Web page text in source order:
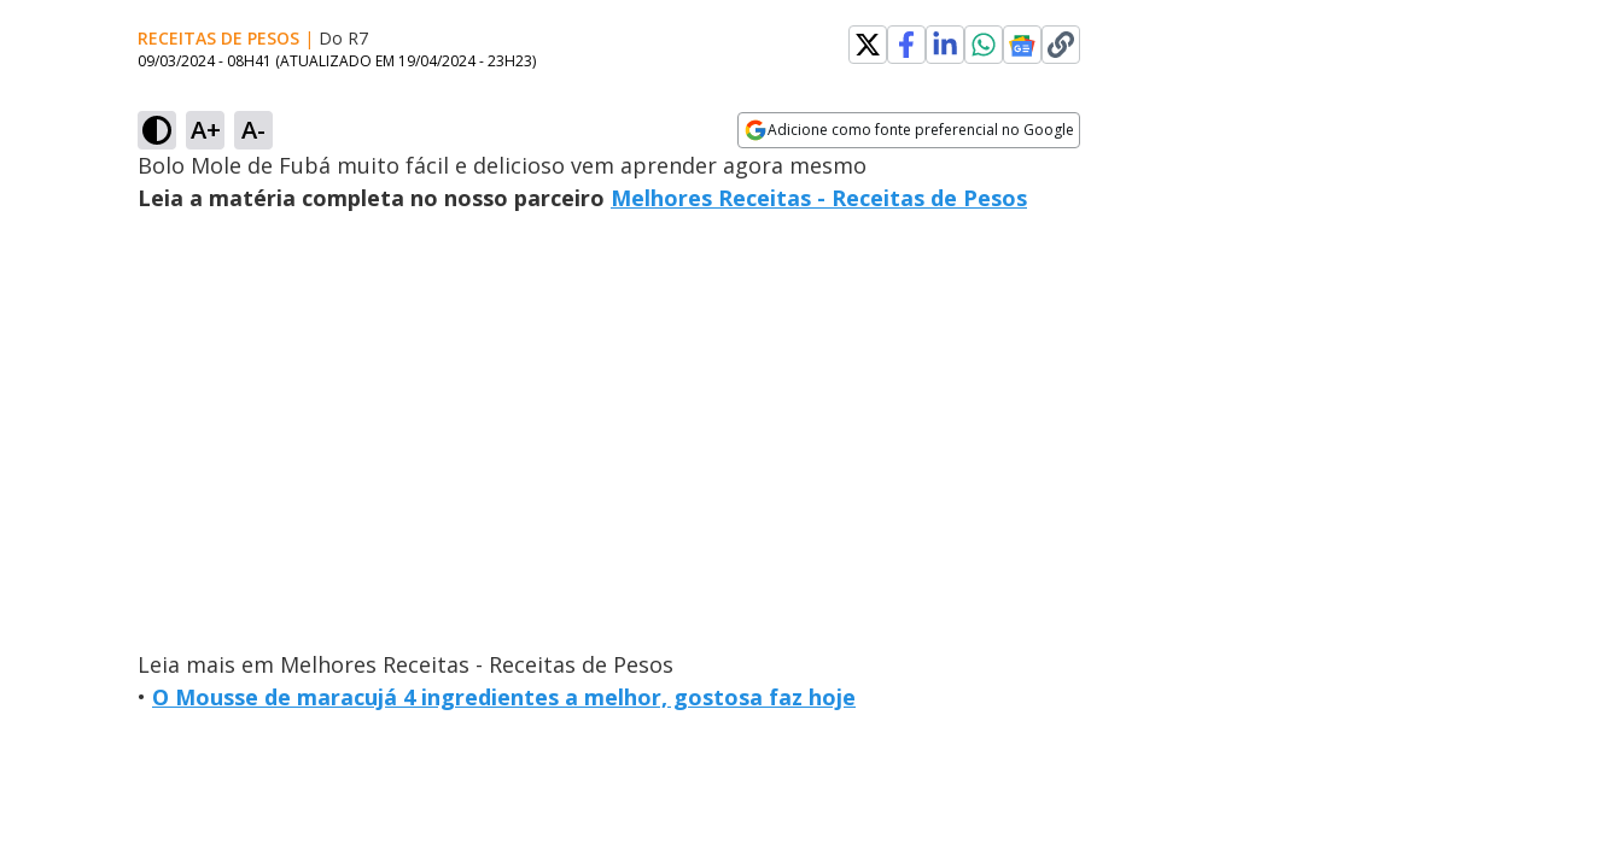
RECEITAS DE PESOS | Do R7
09/03/2024 - 08H41 (ATUALIZADO EM 19/04/2024 - 23H23)
A+ A- Adicione como fonte preferencial no Google
Opens in new window
Bolo Mole de Fubá muito fácil e delicioso vem aprender agora mesmo
Leia a matéria completa no nosso parceiro Melhores Receitas - Receitas de Pesos
Leia mais em Melhores Receitas - Receitas de Pesos
• O Mousse de maracujá 4 ingredientes a melhor, gostosa faz hoje